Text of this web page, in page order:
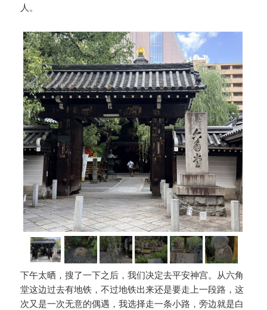
人。
下午太晒，搜了一下之后，我们决定去平安神宫。从六角
堂这边过去有地铁，不过地铁出来还是要走上一段路，这
次又是一次无意的偶遇，我选择走一条小路，旁边就是白